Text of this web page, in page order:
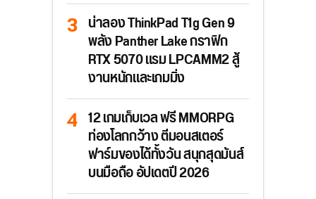
น่าลอง ThinkPad T1g Gen 9
พลัง Panther Lake กราฟิก
RTX 5070 แรม LPCAMM2 สู้
งานหนักและเกมมิ่ง
12 เกมเก็บเวล ฟรี MMORPG
ท่องโลกกว้าง ตีมอนสเตอร์
ฟาร์มของได้ทั้งวัน สนุกสุดมันส์
บนมือถือ อัปเดตปี 2026